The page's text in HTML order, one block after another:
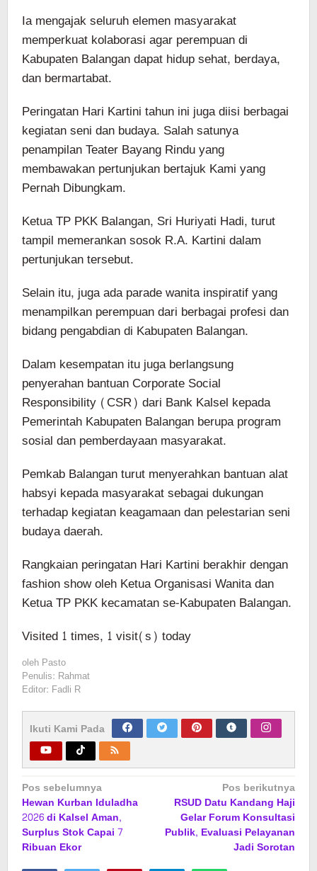
Ia mengajak seluruh elemen masyarakat
memperkuat kolaborasi agar perempuan di
Kabupaten Balangan dapat hidup sehat, berdaya,
dan bermartabat.
Peringatan Hari Kartini tahun ini juga diisi berbagai
kegiatan seni dan budaya. Salah satunya
penampilan Teater Bayang Rindu yang
membawakan pertunjukan bertajuk Kami yang
Pernah Dibungkam.
Ketua TP PKK Balangan, Sri Huriyati Hadi, turut
tampil memerankan sosok R.A. Kartini dalam
pertunjukan tersebut.
Selain itu, juga ada parade wanita inspiratif yang
menampilkan perempuan dari berbagai profesi dan
bidang pengabdian di Kabupaten Balangan.
Dalam kesempatan itu juga berlangsung
penyerahan bantuan Corporate Social
Responsibility (CSR) dari Bank Kalsel kepada
Pemerintah Kabupaten Balangan berupa program
sosial dan pemberdayaan masyarakat.
Pemkab Balangan turut menyerahkan bantuan alat
habsyi kepada masyarakat sebagai dukungan
terhadap kegiatan keagamaan dan pelestarian seni
budaya daerah.
Rangkaian peringatan Hari Kartini berakhir dengan
fashion show oleh Ketua Organisasi Wanita dan
Ketua TP PKK kecamatan se-Kabupaten Balangan.
Visited 1 times, 1 visit(s) today
oleh Pasto
Penulis: Rahmat
Editor: Fadli R
Ikuti Kami Pada
Navigasi
pos
Pos sebelumnya
Hewan Kurban Iduladha
2026 di Kalsel Aman,
Surplus Stok Capai 7
Ribuan Ekor
Pos berikutnya
RSUD Datu Kandang Haji
Gelar Forum Konsultasi
Publik, Evaluasi Pelayanan
Jadi Sorotan